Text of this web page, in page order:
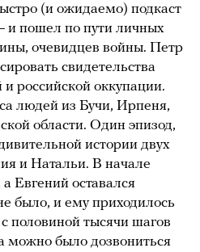
(и ожидаемо) подкаст
и пошел по пути личных
очевидцев войны. Петр
свидетельства
российской оккупации.
людей из Бучи, Ирпеня,
области. Один эпизод,
истории двух
и Натальи. В начале
Евгений оставался
было, и ему приходилось
половиной тысячи шагов
можно было дозвониться